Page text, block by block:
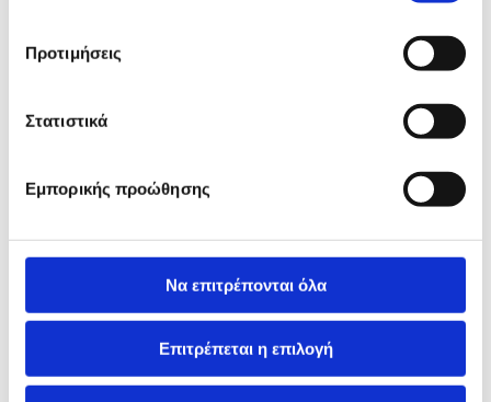
Προτιμήσεις
Στατιστικά
Εμπορικής προώθησης
Να επιτρέπονται όλα
Επιτρέπεται η επιλογή